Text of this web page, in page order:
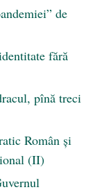
de
fără
pînă treci
Român şi
(II)